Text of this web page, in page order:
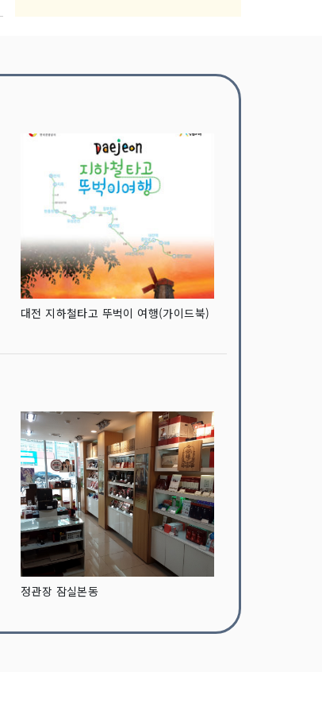
대전 지하철타고 뚜벅이 여행(가이드북)
정관장 잠실본동